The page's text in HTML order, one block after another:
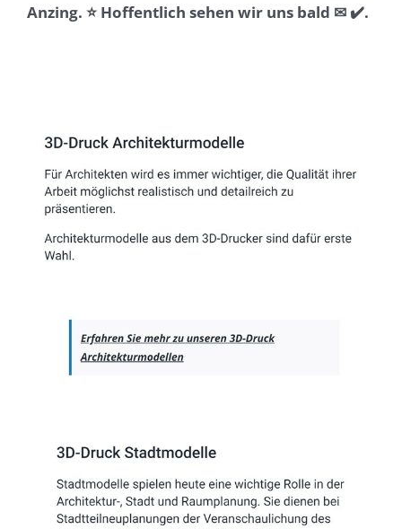
Anzing. ⭐ Hoffentlich sehen wir uns bald ✉ ✔️.